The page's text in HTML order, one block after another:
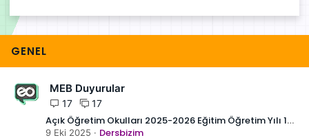
GENEL
MEB Duyurular
17 17
Açık Öğretim Okulları 2025-2026 Eğitim Öğretim Yılı 1.Dönem Yeni Kayıt ve Kayıt Yenileme İşlemleri Duyurusu
9 Eki 2025
Dersbizim